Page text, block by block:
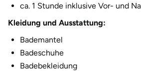
ca. 1 Stunde inklusive Vor- und
Kleidung und Ausstattung:
Bademantel
Badeschuhe
Badebekleidung
Geiselwind
Gelnhausen